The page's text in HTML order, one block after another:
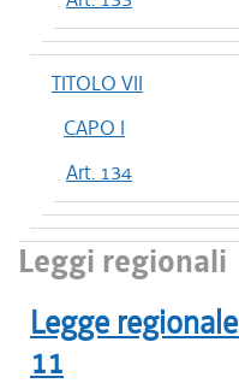
TITOLO VII
CAPO I
Art. 134
Leggi regionali
Legge regionale
11